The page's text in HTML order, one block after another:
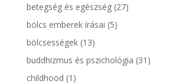
betegség és egészség(27)
bölcs emberek írásai (5)
bölcsességek(13)
buddhizmus és pszichológia (31)
childhood (1)